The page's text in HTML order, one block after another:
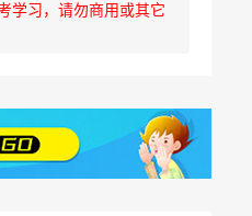
学习，请勿商用或其它